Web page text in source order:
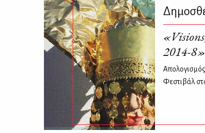
2014-8»
Φεστιβάλ